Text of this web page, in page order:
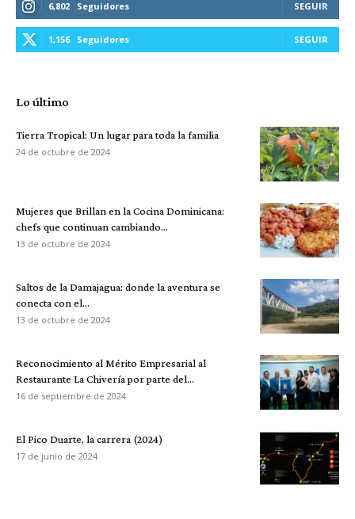
6,802 Seguidores SEGUIR
1,156 Seguidores SEGUIR
Lo último
Tierra Tropical: Un lugar para toda la familia
24 de octubre de 2024
Mujeres que Brillan en la Cocina Dominicana:
chefs que continuan cambiando...
13 de octubre de 2024
Saltos de la Damajagua: donde la aventura se
conecta con el...
13 de octubre de 2024
Reconocimiento al Mérito Empresarial al
Restaurante La Chivería por parte del...
16 de septiembre de 2024
El Pico Duarte, la carrera (2024)
17 de junio de 2024